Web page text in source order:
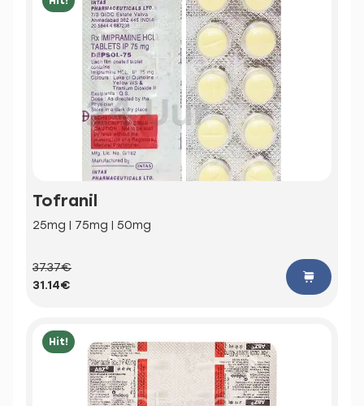
Tofranil
25mg | 75mg | 50mg
37.37€
31.14€
Hit!